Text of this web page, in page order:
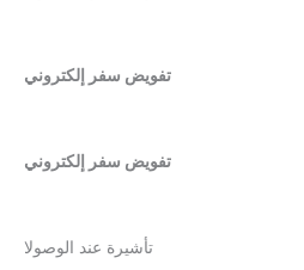
تفويض سفر إلكتروني
تفويض سفر إلكتروني
تأشيرة عند الوصولا